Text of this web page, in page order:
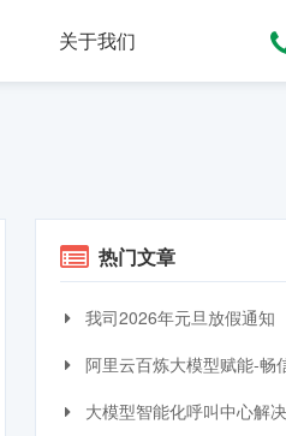
关于我们
热门文章
我司2026年元旦放假通知
阿里云百炼大模型赋能-畅信达打造企业
大模型智能化呼叫中心解决方案